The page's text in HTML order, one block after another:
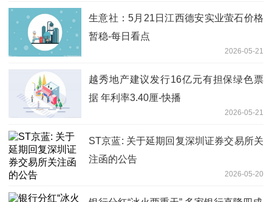
生意社：5月21日江西德安实业萤石价格
暂稳-每日看点
2026-05-21
越秀地产建议发行16亿元有担保绿色票
据 年利率3.40厘-快播
2026-05-21
ST京蓝: 关于延期回复深圳证券交易所关
注函的公告
2026-05-20